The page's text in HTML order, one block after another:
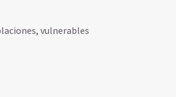
, vulnerables